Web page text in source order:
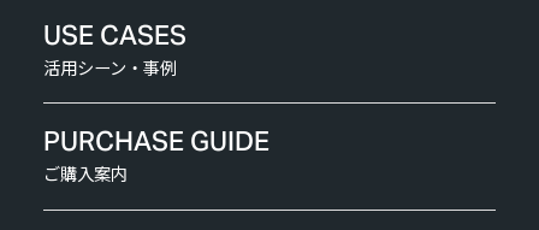
USE CASES
活用シーン・事例
PURCHASE GUIDE
ご購入案内